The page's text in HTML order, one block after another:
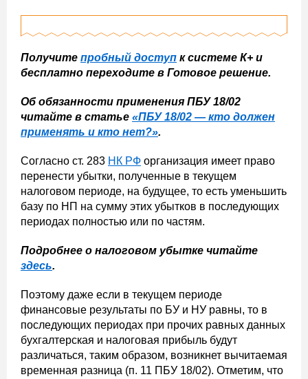
Получите пробный доступ к системе К+ и
бесплатно переходите в Готовое решение.
Об обязанности применения ПБУ 18/02
читайте в статье «ПБУ 18/02 — кто должен
применять и кто нет?».
Согласно ст. 283 НК РФ организация имеет право
перенести убытки, полученные в текущем
налоговом периоде, на будущее, то есть уменьшить
базу по НП на сумму этих убытков в последующих
периодах полностью или по частям.
Подробнее о налоговом убытке читайте
здесь.
Поэтому даже если в текущем периоде
финансовые результаты по БУ и НУ равны, то в
последующих периодах при прочих равных данных
бухгалтерская и налоговая прибыль будут
различаться, таким образом, возникнет вычитаемая
временная разница (п. 11 ПБУ 18/02). Отметим, что